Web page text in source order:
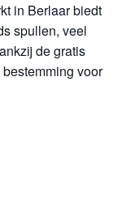
in Berlaar biedt
spullen, veel
de gratis
voor